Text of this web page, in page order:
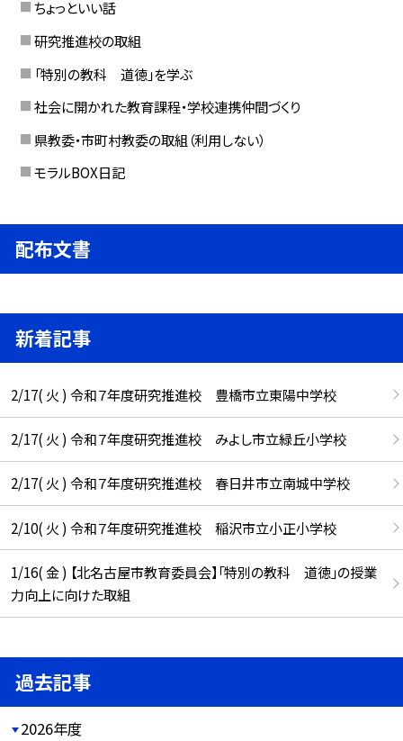
ちょっといい話
研究推進校の取組
「特別の教科 道徳」を学ぶ
社会に開かれた教育課程・学校連携仲間づくり
県教委・市町村教委の取組（利用しない）
モラルBOX日記
配布文書
新着記事
2/17( 火 ) 令和７年度研究推進校 豊橋市立東陽中学校
2/17( 火 ) 令和７年度研究推進校 みよし市立緑丘小学校
2/17( 火 ) 令和７年度研究推進校 春日井市立南城中学校
2/10( 火 ) 令和７年度研究推進校 稲沢市立小正小学校
1/16( 金 ) 【北名古屋市教育委員会】「特別の教科 道徳」の授業
力向上に向けた取組
過去記事
2026年度